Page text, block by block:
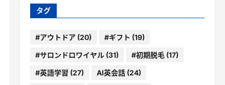
ブ
タグ
#アウトドア(20) #ギフト (19)
#サロンドロワイヤル(31) #初期脱毛(17)
#英語学習 (27) AI英会話(24)